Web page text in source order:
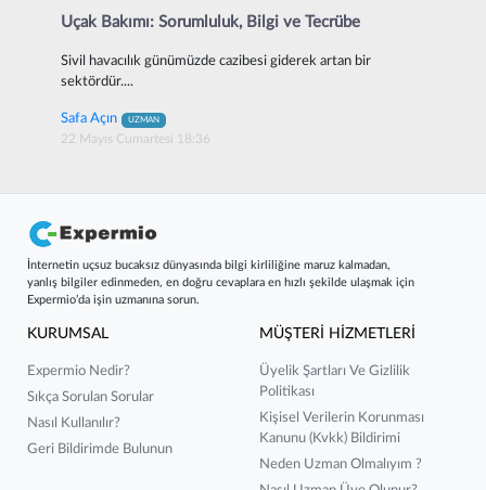
Uçak Bakımı: Sorumluluk, Bilgi ve Tecrübe
Sivil havacılık günümüzde cazibesi giderek artan bir
sektördür....
Safa Açın UZMAN
22 Mayıs Cumartesi 18:36
İnternetin uçsuz bucaksız dünyasında bilgi kirliliğine maruz kalmadan,
yanlış bilgiler edinmeden, en doğru cevaplara en hızlı şekilde ulaşmak için
Expermio’da işin uzmanına sorun.
KURUMSAL
Expermio Nedir?
Sıkça Sorulan Sorular
Nasıl Kullanılır?
Geri Bildirimde Bulunun
MÜŞTERİ HİZMETLERİ
Üyelik Şartları Ve Gizlilik
Politikası
Kişisel Verilerin Korunması
Kanunu (kvkk) Bildirimi
Neden Uzman Olmalıyım ?